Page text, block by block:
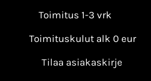
Toimitus 1-3 vrk
Toimituskulut alk 0 eur
Tilaa asiakaskirje